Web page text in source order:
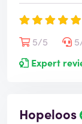
5/5
Expert
Hopeloos